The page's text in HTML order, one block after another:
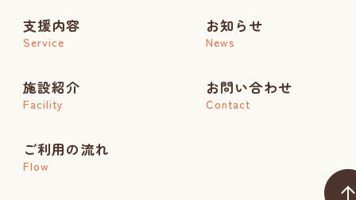
支援内容
Service
お知らせ
News
施設紹介
Facility
お問い合わせ
Contact
ご利用の流れ
Flow